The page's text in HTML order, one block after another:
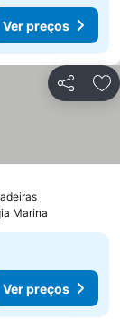
Ver preços
Partilhar
Ver preços
Marina
Ver preços